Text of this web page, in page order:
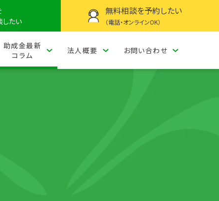
たい
無料相談を予約したい
（電話・オンラインOK）
助成金最新
コラム
法人概要 お問い合わせ